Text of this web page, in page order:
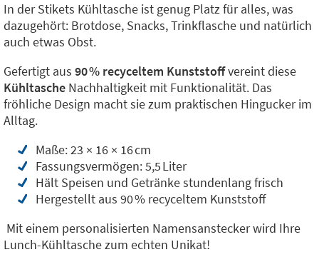
In der Stikets Kühltasche ist genug Platz für alles, was
dazugehört: Brotdose, Snacks, Trinkflasche und natürlich
auch etwas Obst.
Gefertigt aus 90 % recyceltem Kunststoffvereint diese
Kühltasche Nachhaltigkeit mit Funktionalität. Das
fröhliche Design macht sie zum praktischen Hingucker im
Alltag.
Maße: 23 × 16 × 16 cm
Fassungsvermögen: 5,5 Liter
Hält Speisen und Getränke stundenlang frisch
Hergestellt aus 90 % recyceltem Kunststoff
Mit einem personalisierten Namensanstecker wird Ihre
Lunch-Kühltasche zum echten Unikat!